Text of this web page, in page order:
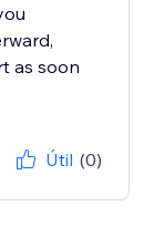
as soon
Útil (0)